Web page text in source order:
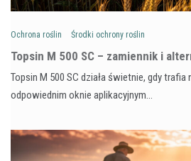
Ochrona roślin Środki ochrony roślin
Topsin M 500 SC – zamiennik i
Topsin M 500 SC działa świetnie, gdy
odpowiednim oknie aplikacyjnym…